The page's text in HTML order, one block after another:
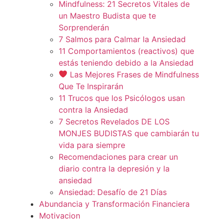
Mindfulness: 21 Secretos Vitales de
un Maestro Budista que te
Sorprenderán
7 Salmos para Calmar la Ansiedad
11 Comportamientos (reactivos) que
estás teniendo debido a la Ansiedad
Las Mejores Frases de Mindfulness
Que Te Inspirarán
11 Trucos que los Psicólogos usan
contra la Ansiedad
7 Secretos Revelados DE LOS
MONJES BUDISTAS que cambiarán tu
vida para siempre
Recomendaciones para crear un
diario contra la depresión y la
ansiedad
Ansiedad: Desafío de 21 Días
Abundancia y Transformación Financiera
Motivacion